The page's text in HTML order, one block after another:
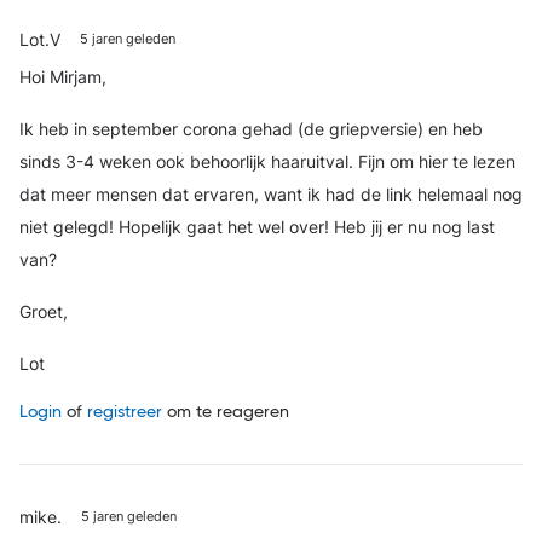
Lot.V 5 jaren geleden
Hoi Mirjam,
Ik heb in september corona gehad (de griepversie) en heb
sinds 3-4 weken ook behoorlijk haaruitval. Fijn om hier te lezen
dat meer mensen dat ervaren, want ik had de link helemaal nog
niet gelegd! Hopelijk gaat het wel over! Heb jij er nu nog last
van?
Groet,
Lot
Login of registreer om te reageren
mike. 5 jaren geleden